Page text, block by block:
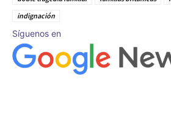
indignación
Síguenos en